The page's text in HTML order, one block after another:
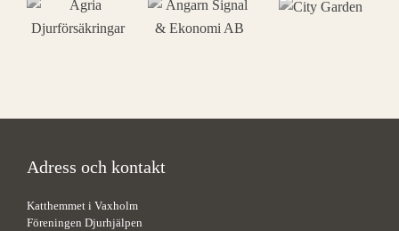
Adress och kontakt
Katthemmet i Vaxholm
Föreningen Djurhjälpen